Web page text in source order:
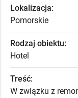
Lokalizacja:
Pomorskie
Rodzaj obiektu:
Hotel
Treść:
W związku z